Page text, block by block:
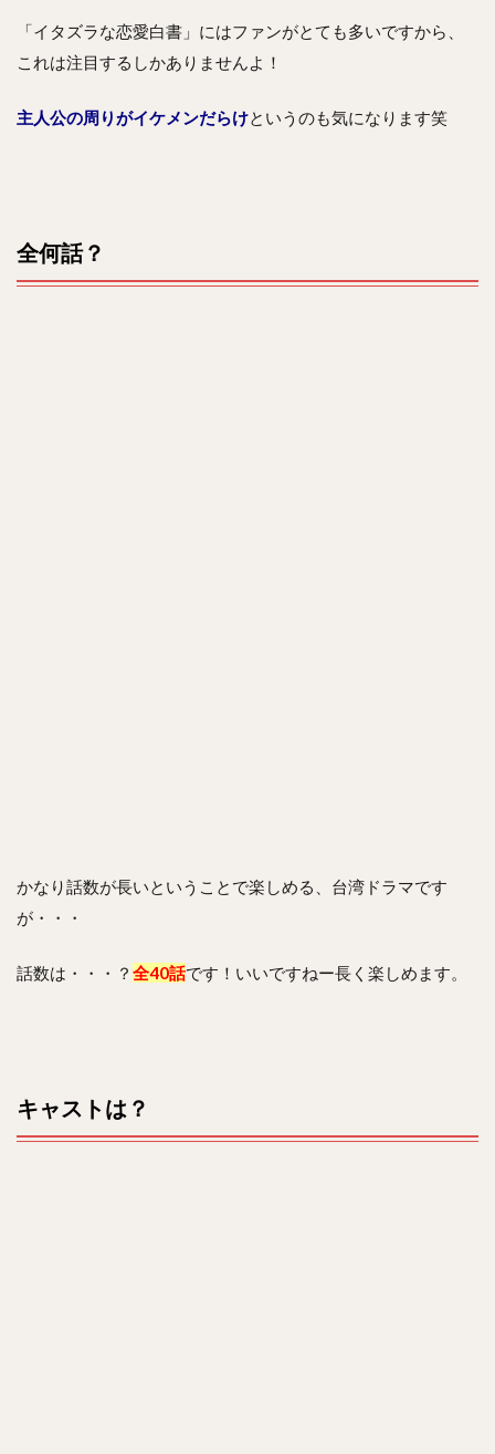
「イタズラな恋愛白書」にはファンがとても多いですから、
これは注目するしかありませんよ！
主人公の周りがイケメンだらけというのも気になります笑
全何話？
かなり話数が長いということで楽しめる、台湾ドラマです
が・・・
話数は・・・？ 全40話です！いいですねー長く楽しめます。
キャストは？